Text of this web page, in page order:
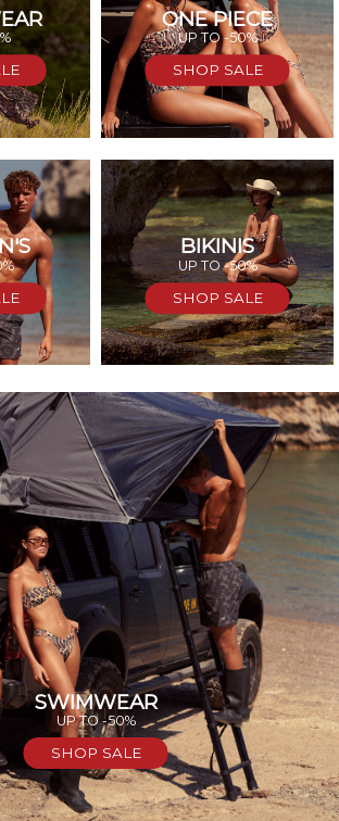
ONE PIECE
UP TO -50%
SHOP SALE
BIKINIS
UP TO -50%
SHOP SALE
SWIMWEAR
UP TO -50%
SHOP SALE